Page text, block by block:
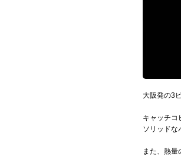
大阪発の3
キャッチコ
ソリッドな
また、熱量